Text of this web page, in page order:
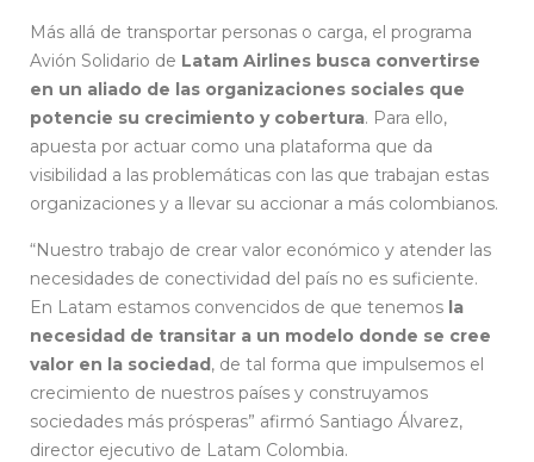
Más allá de transportar personas o carga, el programa
Avión Solidario de Latam Airlines busca convertirse
en un aliado de las organizaciones sociales que
potencie su crecimiento y cobertura. Para ello,
apuesta por actuar como una plataforma que da
visibilidad a las problemáticas con las que trabajan estas
organizaciones y a llevar su accionar a más colombianos.
“Nuestro trabajo de crear valor económico y atender las
necesidades de conectividad del país no es suficiente.
En Latam estamos convencidos de que tenemos la
necesidad de transitar a un modelo donde se cree
valor en la sociedad, de tal forma que impulsemos el
crecimiento de nuestros países y construyamos
sociedades más prósperas” afirmó Santiago Álvarez,
director ejecutivo de Latam Colombia.